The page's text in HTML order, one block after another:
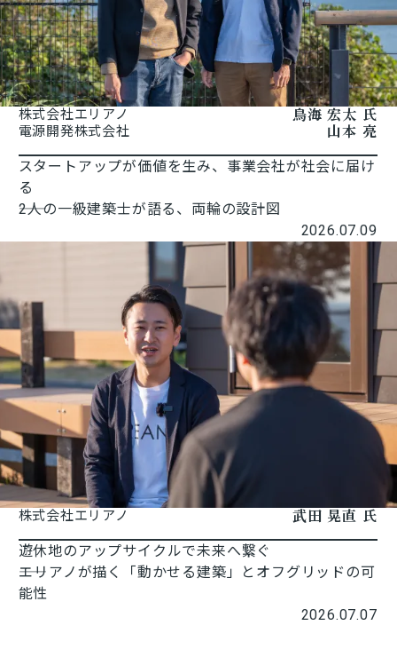
株式会社エリアノ ⿃海 宏太 氏
電源開発株式会社 山本 亮
スタートアップが価値を生み、事業会社が社会に届け
る
――2人の一級建築士が語る、両輪の設計図
2026.07.09
株式会社エリアノ 武田 晃直 氏
遊休地のアップサイクルで未来へ繋ぐ
――エリアノが描く「動かせる建築」とオフグリッドの可
能性
2026.07.07